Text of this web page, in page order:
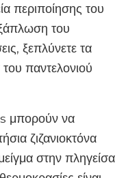
περιποίησης του
του
ξεπλύνετε τα
παντελονιού
μπορούν να
ζιζανιοκτόνα
στην πληγείσα